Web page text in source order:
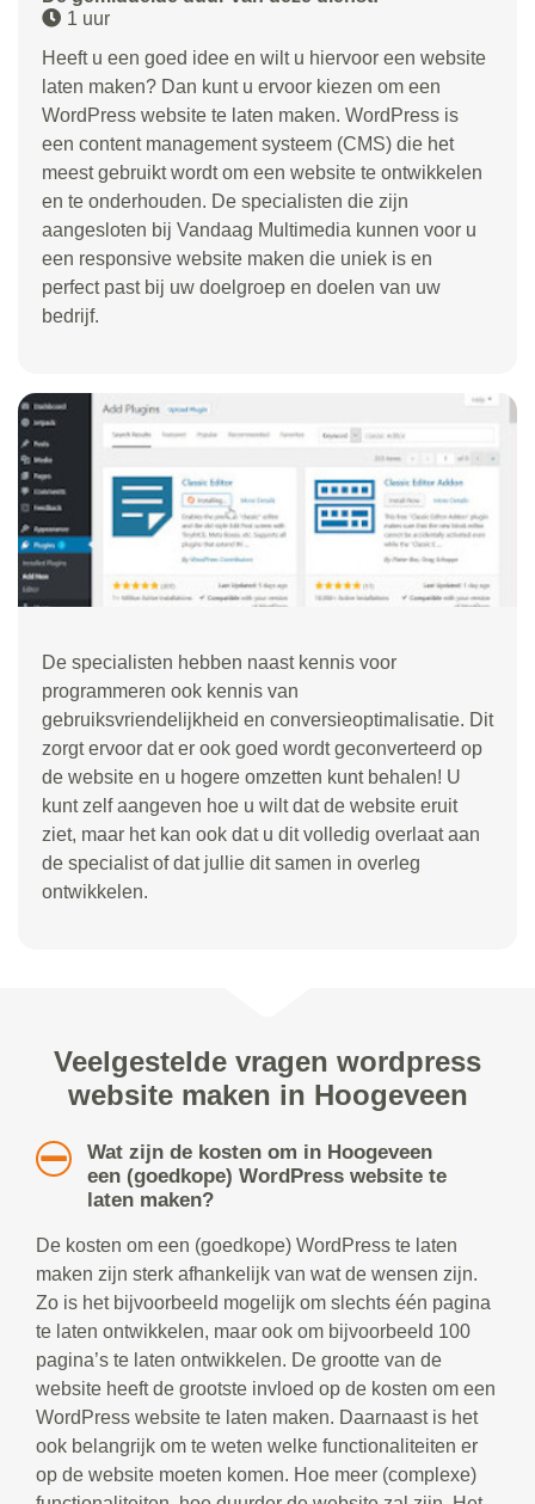
1 uur
Heeft u een goed idee en wilt u hiervoor een website
laten maken? Dan kunt u ervoor kiezen om een
WordPress website te laten maken. WordPress is
een content management systeem (CMS) die het
meest gebruikt wordt om een website te ontwikkelen
en te onderhouden. De specialisten die zijn
aangesloten bij Vandaag Multimedia kunnen voor u
een responsive website maken die uniek is en
perfect past bij uw doelgroep en doelen van uw
bedrijf.
De specialisten hebben naast kennis voor
programmeren ook kennis van
gebruiksvriendelijkheid en conversieoptimalisatie. Dit
zorgt ervoor dat er ook goed wordt geconverteerd op
de website en u hogere omzetten kunt behalen! U
kunt zelf aangeven hoe u wilt dat de website eruit
ziet, maar het kan ook dat u dit volledig overlaat aan
de specialist of dat jullie dit samen in overleg
ontwikkelen.
Veelgestelde vragen wordpress
website maken in Hoogeveen
Wat zijn de kosten om in Hoogeveen
een (goedkope) WordPress website te
laten maken?
De kosten om een (goedkope) WordPress te laten
maken zijn sterk afhankelijk van wat de wensen zijn.
Zo is het bijvoorbeeld mogelijk om slechts één pagina
te laten ontwikkelen, maar ook om bijvoorbeeld 100
pagina’s te laten ontwikkelen. De grootte van de
website heeft de grootste invloed op de kosten om een
WordPress website te laten maken. Daarnaast is het
ook belangrijk om te weten welke functionaliteiten er
op de website moeten komen. Hoe meer (complexe)